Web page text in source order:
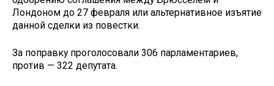
Лондоном до 27 февраля или альтернативное изъятие
данной сделки из повестки.
За поправку проголосовали 306 парламентариев,
против — 322 депутата.